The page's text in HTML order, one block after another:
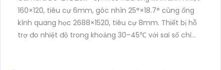
160×120, tiêu cự 6mm, góc nhìn 25°×18.7° cùng ống
kính quang học 2688×1520, tiêu cự 8mm. Thiết bị hỗ
trợ đo nhiệt độ trong khoảng 30–45℃ với sai số chỉ